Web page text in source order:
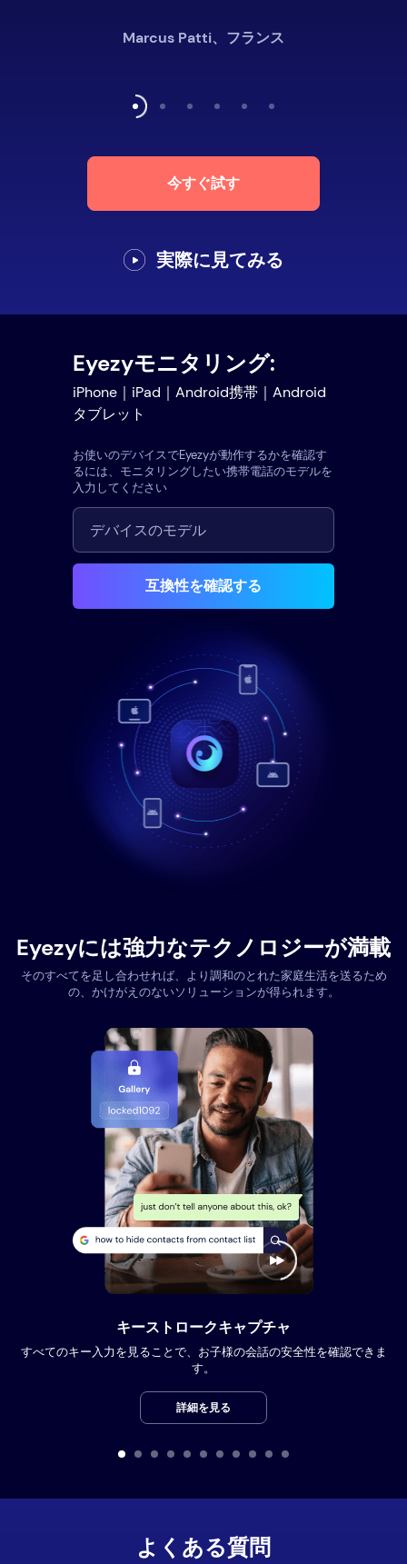
Marcus Patti、フランス
今すぐ試す
実際に見てみる
Eyezyモニタリング:
iPhone｜iPad｜Android携帯｜Android
タブレット
お使いのデバイスでEyezyが動作するかを確認す
るには、モニタリングしたい携帯電話のモデルを
入力してください
互換性を確認する
Eyezyには強力なテクノロジーが満載
そのすべてを足し合わせれば、より調和のとれた家庭生活を送るため
の、かけがえのないソリューションが得られます。
キーストロークキャプチャ
すべてのキー入力を見ることで、お子様の会話の安全性を確認できま
す。
詳細を見る
よくある質問